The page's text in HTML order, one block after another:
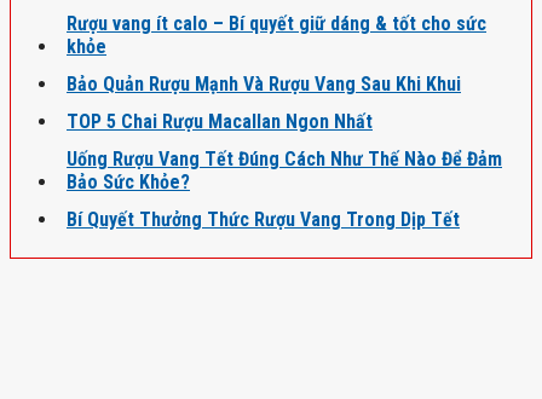
Rượu vang ít calo – Bí quyết giữ dáng & tốt cho sức
khỏe
Bảo Quản Rượu Mạnh Và Rượu Vang Sau Khi Khui
TOP 5 Chai Rượu Macallan Ngon Nhất
Uống Rượu Vang Tết Đúng Cách Như Thế Nào Để Đảm
Bảo Sức Khỏe?
Bí Quyết Thưởng Thức Rượu Vang Trong Dịp Tết